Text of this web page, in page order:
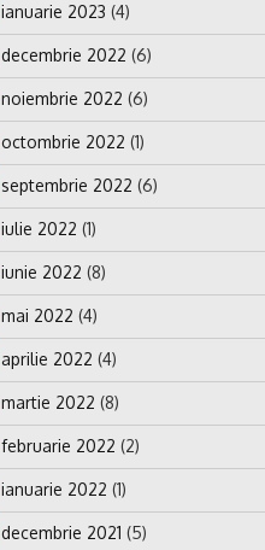
ianuarie 2023 (4)
decembrie 2022 (6)
noiembrie 2022 (6)
octombrie 2022 (1)
septembrie 2022 (6)
iulie 2022 (1)
iunie 2022 (8)
mai 2022 (4)
aprilie 2022 (4)
martie 2022 (8)
februarie 2022 (2)
ianuarie 2022 (1)
decembrie 2021 (5)